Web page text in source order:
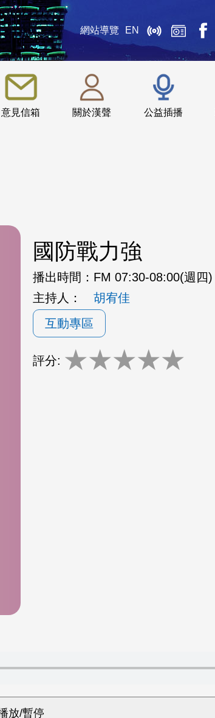
網站導覽 EN
意見信箱 關於漢聲 公益插播
:::
國防戰力強
播出時間： FM 07:30-08:00(週四)
主持人：
胡宥佳
互動專區
評分: ★★★★★